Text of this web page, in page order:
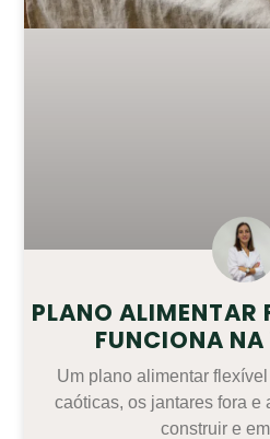
PLANO ALIMENTAR
FUNCIONA
Um plano alimentar
caóticas, os jantares fora e
construir e